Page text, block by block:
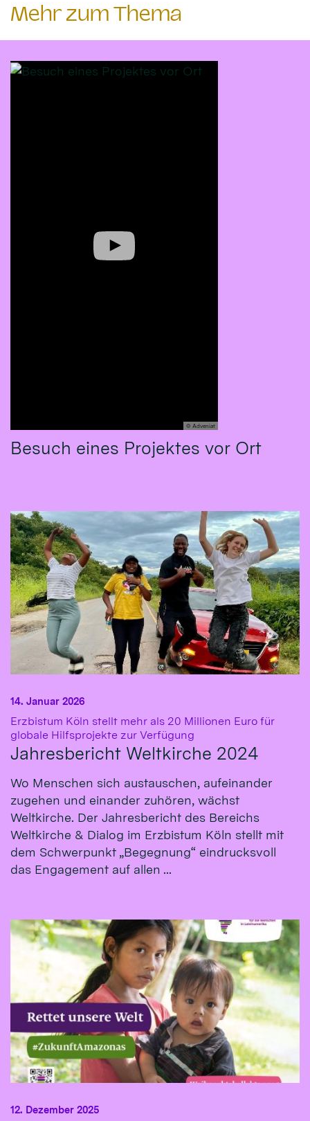
Mehr zum Thema
© Adveniat
Besuch eines Projektes vor Ort
Erzbistum Köln stellt mehr als 20 Millionen Euro für
globale Hilfsprojekte zur Verfügung
Jahresbericht Weltkirche 2024
14. Januar 2026
Wo Menschen sich austauschen, aufeinander
zugehen und einander zuhören, wächst
Weltkirche. Der Jahresbericht des Bereichs
Weltkirche & Dialog im Erzbistum Köln stellt mit
dem Schwerpunkt „Begegnung“ eindrucksvoll
das Engagement auf allen ...
12. Dezember 2025